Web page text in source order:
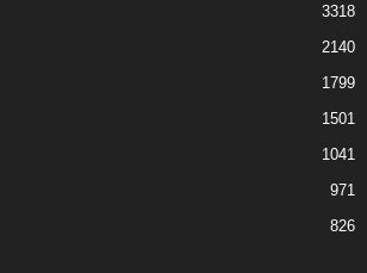
3318
2140
1799
1501
1041
971
826